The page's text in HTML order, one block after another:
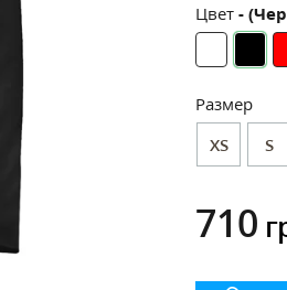
Цвет -
Размер
XS
S
710